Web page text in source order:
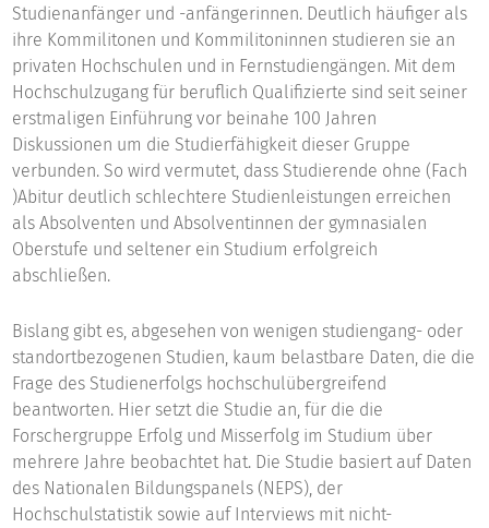
Studienanfänger und -anfängerinnen. Deutlich häufiger als
ihre Kommilitonen und Kommilitoninnen studieren sie an
privaten Hochschulen und in Fernstudiengängen. Mit dem
Hochschulzugang für beruflich Qualifizierte sind seit seiner
erstmaligen Einführung vor beinahe 100 Jahren
Diskussionen um die Studierfähigkeit dieser Gruppe
verbunden. So wird vermutet, dass Studierende ohne (Fach
)Abitur deutlich schlechtere Studienleistungen erreichen
als Absolventen und Absolventinnen der gymnasialen
Oberstufe und seltener ein Studium erfolgreich
abschließen.
Bislang gibt es, abgesehen von wenigen studiengang- oder
standortbezogenen Studien, kaum belastbare Daten, die die
Frage des Studienerfolgs hochschulübergreifend
beantworten. Hier setzt die Studie an, für die die
Forschergruppe Erfolg und Misserfolg im Studium über
mehrere Jahre beobachtet hat. Die Studie basiert auf Daten
des Nationalen Bildungspanels (NEPS), der
Hochschulstatistik sowie auf Interviews mit nicht-